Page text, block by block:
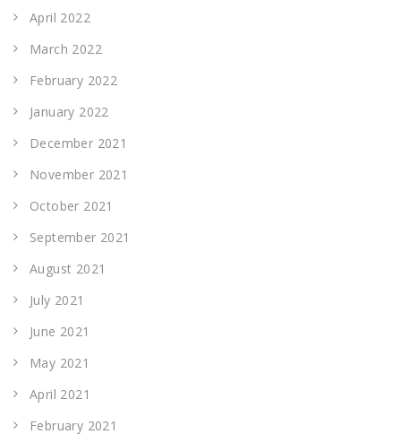
April 2022
March 2022
February 2022
January 2022
December 2021
November 2021
October 2021
September 2021
August 2021
July 2021
June 2021
May 2021
April 2021
February 2021